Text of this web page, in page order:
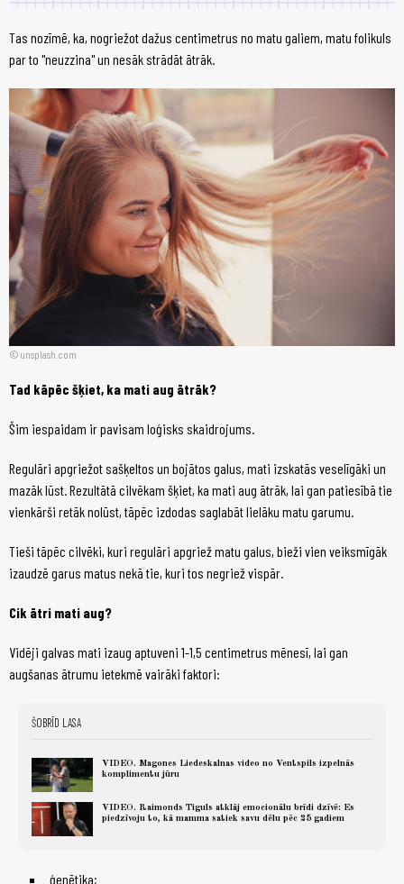
Tas nozīmē, ka, nogriežot dažus centimetrus no matu galiem, matu folikuls
par to "neuzzina" un nesāk strādāt ātrāk.
unsplash.com
Tad kāpēc šķiet, ka mati aug ātrāk?
Šim iespaidam ir pavisam loģisks skaidrojums.
Regulāri apgriežot sašķeltos un bojātos galus, mati izskatās veselīgāki un
mazāk lūst. Rezultātā cilvēkam šķiet, ka mati aug ātrāk, lai gan patiesībā tie
vienkārši retāk nolūst, tāpēc izdodas saglabāt lielāku matu garumu.
Tieši tāpēc cilvēki, kuri regulāri apgriež matu galus, bieži vien veiksmīgāk
izaudzē garus matus nekā tie, kuri tos negriež vispār.
Cik ātri mati aug?
Vidēji galvas mati izaug aptuveni 1-1,5 centimetrus mēnesī, lai gan
augšanas ātrumu ietekmē vairāki faktori:
ŠOBRĪD LASA
VIDEO. Magones Liedeskalnas video no Ventspils izpelnās
komplimentu jūru
VIDEO. Raimonds Tiguls atklāj emocionālu brīdi dzīvē: Es
piedzīvoju to, kā mamma satiek savu dēlu pēc 25 gadiem
ģenētika;